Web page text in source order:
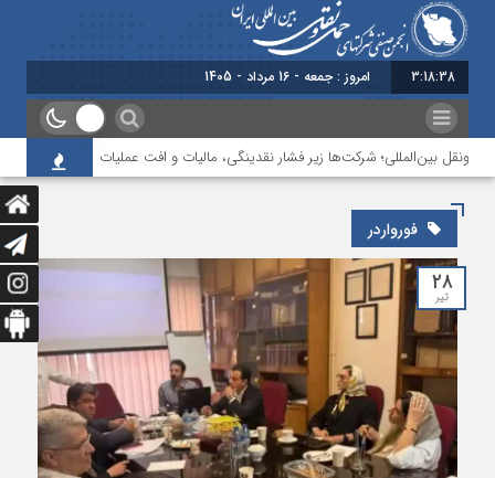
3:18:39 امروز : جمعه - 16 مرداد - 1405
بین‌المللی؛ شرکت‌ها زیر فشار نقدینگی، مالیات و افت عملیات بررسی
فورواردر
۲۸
تیر